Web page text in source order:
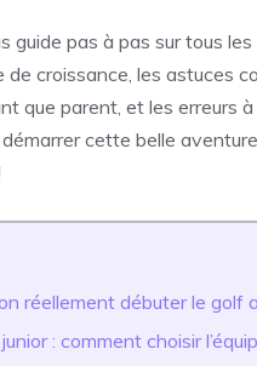
guide pas à pas sur tous
croissance, les astuces
que parent, et les erreurs
démarrer cette belle
réellement débuter le golf
: comment choisir